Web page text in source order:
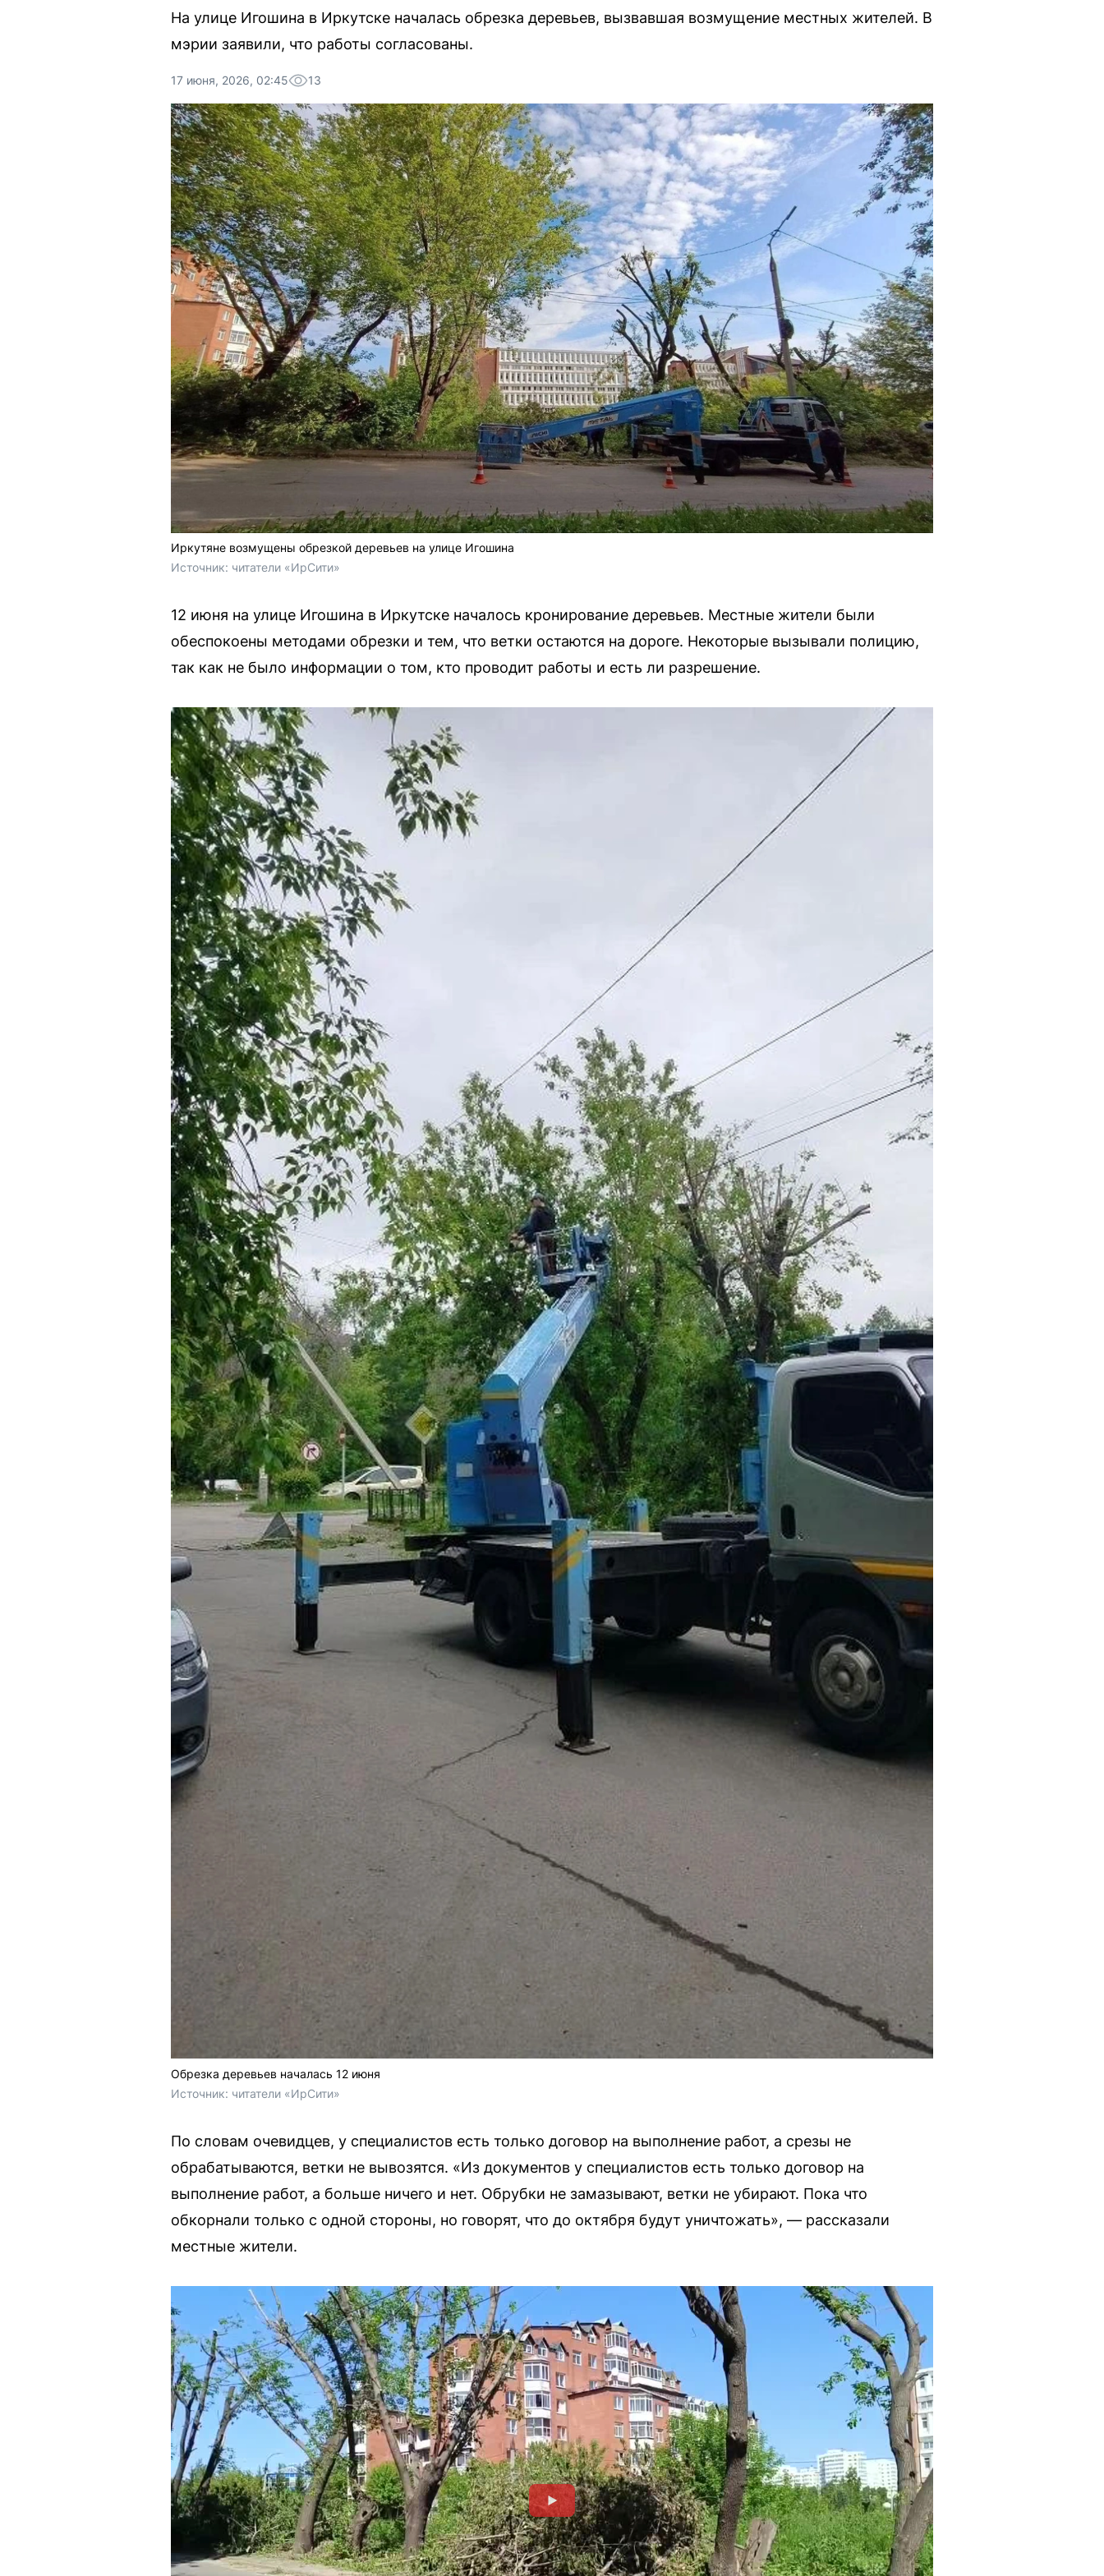
На улице Игошина в Иркутске началась обрезка деревьев, вызвавшая возмущение местных жителей. В
мэрии заявили, что работы согласованы.
17 июня, 2026, 02:45 13
Иркутяне возмущены обрезкой деревьев на улице Игошина
Источник: читатели «ИрСити»
12 июня на улице Игошина в Иркутске началось кронирование деревьев. Местные жители были
обеспокоены методами обрезки и тем, что ветки остаются на дороге. Некоторые вызывали полицию,
так как не было информации о том, кто проводит работы и есть ли разрешение.
Обрезка деревьев началась 12 июня
Источник: читатели «ИрСити»
По словам очевидцев, у специалистов есть только договор на выполнение работ, а срезы не
обрабатываются, ветки не вывозятся. «Из документов у специалистов есть только договор на
выполнение работ, а больше ничего и нет. Обрубки не замазывают, ветки не убирают. Пока что
обкорнали только с одной стороны, но говорят, что до октября будут уничтожать», — рассказали
местные жители.